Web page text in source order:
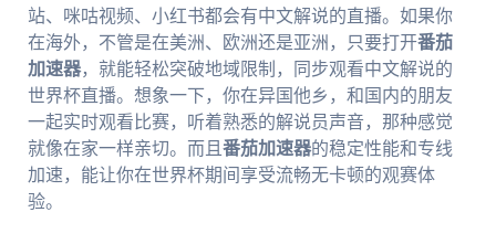
站、咪咕视频、小红书都会有中文解说的直播。如果你
在海外，不管是在美洲、欧洲还是亚洲，只要打开番茄
加速器，就能轻松突破地域限制，同步观看中文解说的
世界杯直播。想象一下，你在异国他乡，和国内的朋友
一起实时观看比赛，听着熟悉的解说员声音，那种感觉
就像在家一样亲切。而且 番茄加速器的稳定性能和专线
加速，能让你在世界杯期间享受流畅无卡顿的观赛体
验。